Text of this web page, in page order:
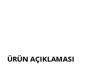
ÜRÜN AÇIKLAMASI